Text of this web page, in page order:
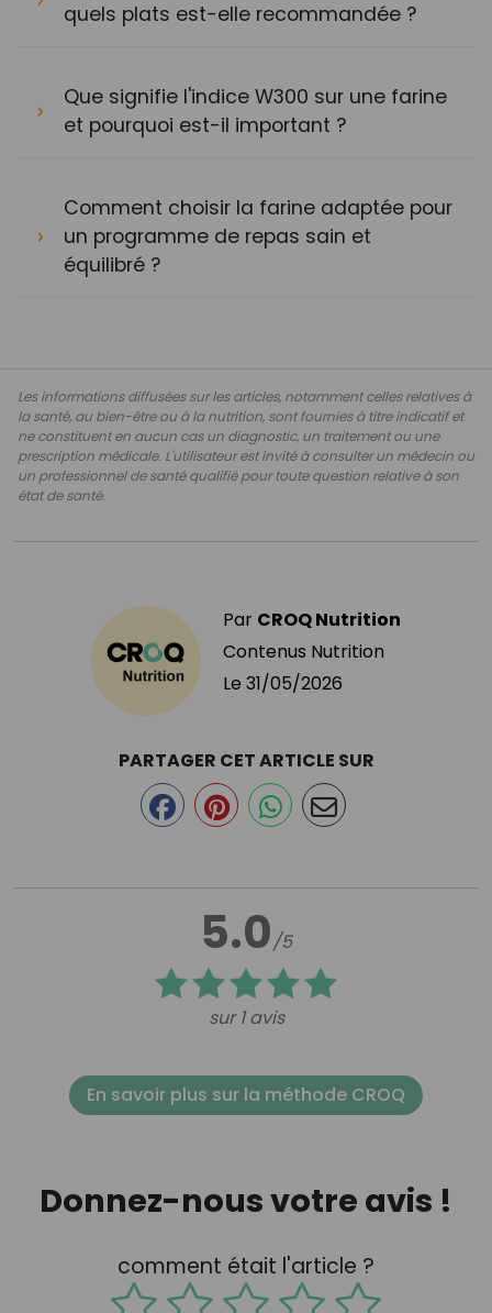
quels plats est-elle recommandée ?
Que signifie l'indice W300 sur une farine
et pourquoi est-il important ?
Comment choisir la farine adaptée pour
un programme de repas sain et
équilibré ?
Les informations diffusées sur les articles, notamment celles relatives à
la santé, au bien-être ou à la nutrition, sont fournies à titre indicatif et
ne constituent en aucun cas un diagnostic, un traitement ou une
prescription médicale. L'utilisateur est invité à consulter un médecin ou
un professionnel de santé qualifié pour toute question relative à son
état de santé.
Par CROQ Nutrition
Contenus Nutrition
Le 31/05/2026
5.0/5
sur 1 avis
PARTAGER CET ARTICLE SUR
En savoir plus sur la méthode CROQ
Donnez-nous votre avis !
comment était l'article ?